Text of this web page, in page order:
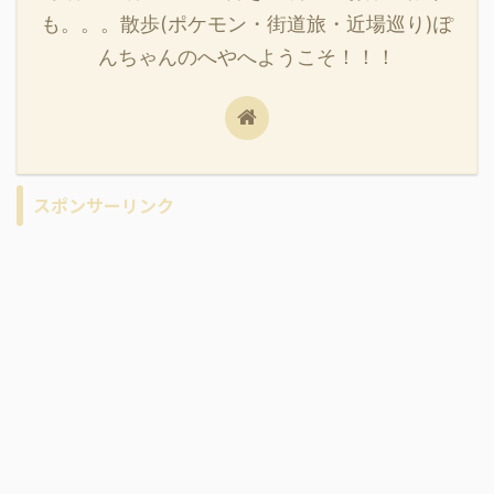
も。。。散歩(ポケモン・街道旅・近場巡り)ぽ
んちゃんのへやへようこそ！！！
スポンサーリンク